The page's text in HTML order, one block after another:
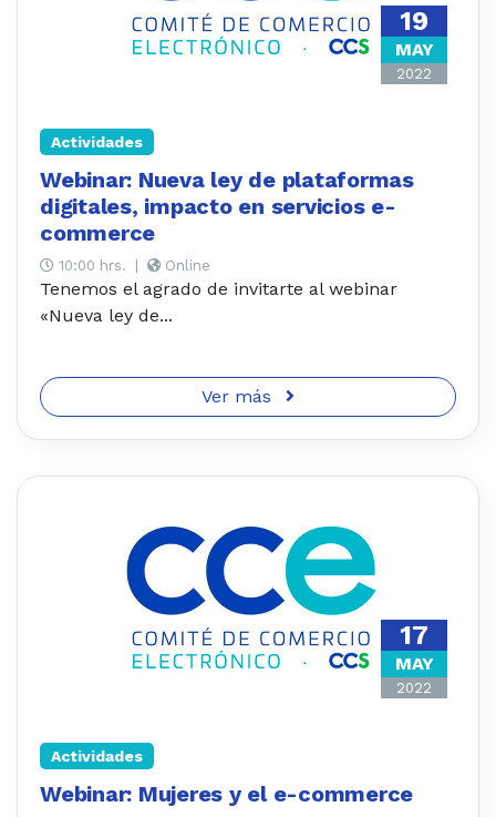
19
MAY
2022
Actividades
Webinar: Nueva ley de plataformas
digitales, impacto en servicios e-
commerce
10:00 hrs. Online
Tenemos el agrado de invitarte al webinar
«Nueva ley de...
Ver más
17
MAY
2022
Actividades
Webinar: Mujeres y el e-commerce